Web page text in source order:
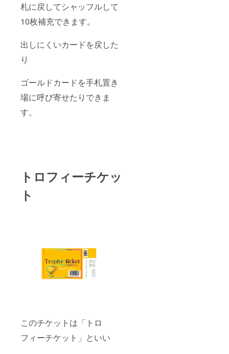
札に戻してシャッフルして
10枚補充できます。
出しにくいカードを戻した
り
ゴールドカードを手札置き
場に呼び寄せたりできま
す。
トロフィーチケッ
ト
このチケットは「トロ
フィーチケット」といい